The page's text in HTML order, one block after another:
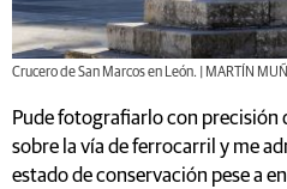
Crucero de San Marcos en León. | MARTÍN
Pude fotografiarlo con precisión
sobre la vía de ferrocarril y me
estado de conservación pese a